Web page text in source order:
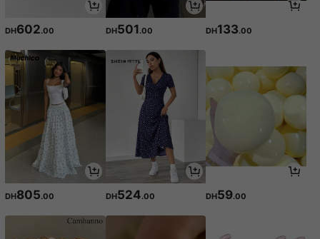
DH602.00 DH501.00 DH133.00
DH805.00 DH524.00 DH59.00